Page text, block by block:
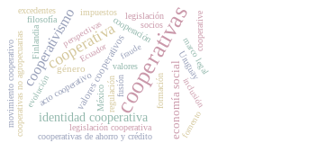
cooperativas
cooperativa
cooperativismo
identidad cooperativa economía social
génerovalores cooperativos
cooperación
legislación
formación
acto cooperativo
valores
legislación cooperativa
cooperativas no agropecuarias Uruguay
Finlandia perspectivas
regulación
cooperativas de ahorro y crédito
marco legal
Ecuador
fomento
movimiento cooperativo evolución inclusión
impuestos
fraude
México
cooperative
excedentes
fusión
filosofía
socios